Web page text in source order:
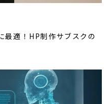
最適！HP制作サブスクの